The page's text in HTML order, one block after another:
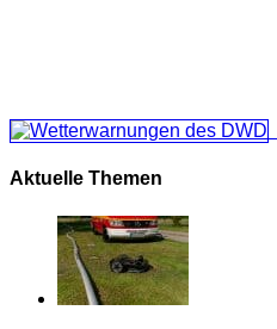
Aktuelle Themen